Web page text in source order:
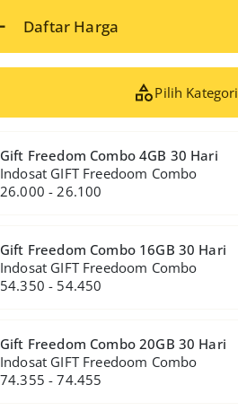
Daftar Harga
Pilih Kategori
Gift Freedom Combo 4GB 30 Hari
Indosat GIFT Freedoom Combo
26.000 - 26.100
Gift Freedom Combo 16GB 30 Hari
Indosat GIFT Freedoom Combo
54.350 - 54.450
Gift Freedom Combo 20GB 30 Hari
Indosat GIFT Freedoom Combo
74.355 - 74.455